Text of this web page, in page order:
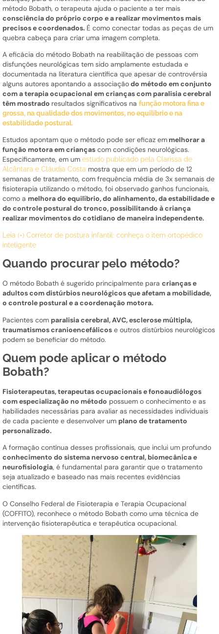
método Bobath, o terapeuta ajuda o paciente a ter mais
consciência do próprio corpo e a realizar movimentos mais
precisos e coordenados. É como conectar todas as peças de um
quebra cabeça para criar uma imagem completa.
A eficácia do método Bobath na reabilitação de pessoas com
disfunções neurológicas tem sido amplamente estudada e
documentada na literatura científica que apesar de controvérsia
alguns autores apontando a associaçãodo método em conjunto
com a terapia ocupacional em crianças com paralisia cerebral
têm mostrado resultados significativos na função motora fina e
grossa, na qualidade dos movimentos, no equilíbrio e na
estabilidade postural.
Estudos apontam que o método pode ser eficaz em melhorar a
função motora em crianças com condições neurológicas.
Especificamente, em um estudo publicado pela Clarissa de
Alcântara e Cláudia Costa mostra que em um período de 12
semanas de tratamento, com frequência média de 3x semanais de
fisioterapia utilizando o método, foi observado ganhos funcionais,
como a melhora do equilíbrio, do alinhamento, da estabilidade e
do controle postural do tronco, possibilitando à criança
realizar movimentos do cotidiano de maneira independente.
Leia (+) Corretor de postura infantil: conheça o item ortopédico
inteligente
Quando procurar pelo método?
O método Bobath é sugerido principalmente para crianças e
adultos com distúrbios neurológicos que afetam a mobilidade,
o controle postural e a coordenação motora.
Pacientes com paralisia cerebral, AVC, esclerose múltipla,
traumatismos cranioencefálicos e outros distúrbios neurológicos
podem se beneficiar do método.
Quem pode aplicar o método
Bobath?
Fisioterapeutas, terapeutas ocupacionais e fonoaudiólogos
com especialização no método possuem o conhecimento e as
habilidades necessárias para avaliar as necessidades individuais
de cada paciente e desenvolver um plano de tratamento
personalizado.
A formação contínua desses profissionais, que inclui um profundo
conhecimento do sistema nervoso central, biomecânica e
neurofisiologia, é fundamental para garantir que o tratamento
seja atualizado e baseado nas mais recentes evidências
científicas.
O Conselho Federal de Fisioterapia e Terapia Ocupacional
(COFFITO), reconhece o método Bobath como uma técnica de
intervenção fisioterapêutica e terapêutica ocupacional.